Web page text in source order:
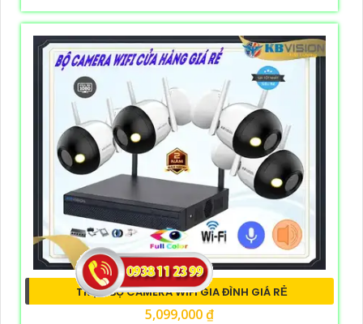
TRỌN BỘ CAMERA WIFI GIA ĐÌNH GIÁ RẺ
5,099,000 ₫